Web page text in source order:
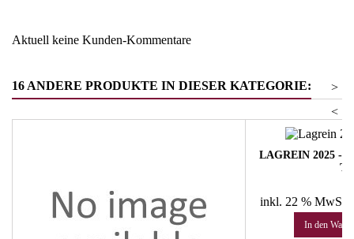
Aktuell keine Kunden-Kommentare
16 ANDERE PRODUKTE IN DIESER KATEGORIE:
>
<
LAGREIN 2025 -
inkl. 22 % MwSt.
In den